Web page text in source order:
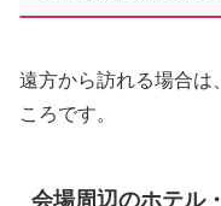
遠方から訪れる場合は
ころです。
会場周辺のホテル